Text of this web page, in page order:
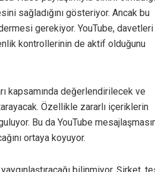
sağladığını gösteriyor. Ancak bu
gerekiyor. YouTube, davetleri
kontrollerinin de aktif olduğunu
kapsamında değerlendirilecek ve
Özellikle zararlı içeriklerin
Bu da YouTube
ortaya koyuyor.
bilinmiyor. Şirket,